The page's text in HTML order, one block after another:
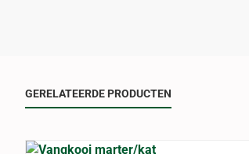
GERELATEERDE PRODUCTEN